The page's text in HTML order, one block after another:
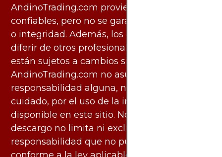
AndinoTrading.com proviene de fuentes
confiables, pero no se garantiza su exactitud
o integridad. Además, los análisis pueden
diferir de otros profesionales calificados y
están sujetos a cambios sin previo aviso.
AndinoTrading.com no asume
responsabilidad alguna, ni deber de
cuidado, por el uso de la información
disponible en este sitio. No obstante, este
descargo no limita ni excluye ninguna
responsabilidad que no pueda ser excluida